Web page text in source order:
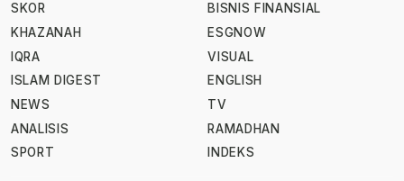
SKOR
KHAZANAH
IQRA
ISLAM DIGEST
NEWS
ANALISIS
SPORT
BISNIS FINANSIAL
ESGNOW
VISUAL
ENGLISH
TV
RAMADHAN
INDEKS